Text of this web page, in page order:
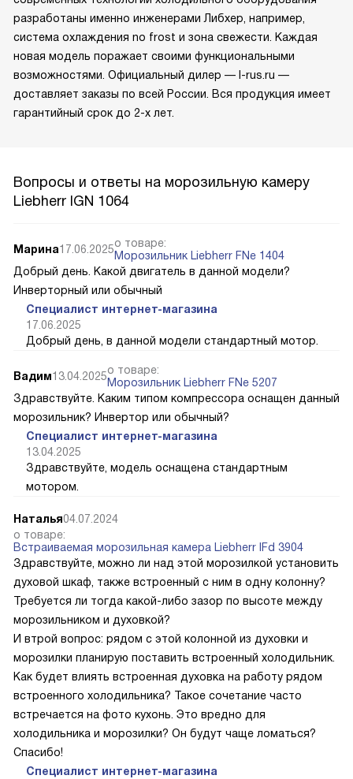
разработаны именно инженерами Либхер, например,
система охлаждения no frost и зона свежести. Каждая
новая модель поражает своими функциональными
возможностями. Официальный дилер — l-rus.ru —
доставляет заказы по всей России. Вся продукция имеет
гарантийный срок до 2-х лет.
Вопросы и ответы на морозильную камеру
Liebherr IGN 1064
Марина17.06.2025о товаре:
Морозильник Liebherr FNe 1404
Добрый день. Какой двигатель в данной модели?
Инверторный или обычный
Специалист интернет-магазина
17.06.2025
Добрый день, в данной модели стандартный мотор.
Вадим13.04.2025о товаре:
Морозильник Liebherr FNe 5207
Здравствуйте. Каким типом компрессора оснащен данный
морозильник? Инвертор или обычный?
Специалист интернет-магазина
13.04.2025
Здравствуйте, модель оснащена стандартным
мотором.
Наталья04.07.2024
о товаре:
Встраиваемая морозильная камера Liebherr IFd 3904
Здравствуйте, можно ли над этой морозилкой установить
духовой шкаф, также встроенный с ним в одну колонну?
Требуется ли тогда какой-либо зазор по высоте между
морозильником и духовкой?
И втрой вопрос: рядом с этой колонной из духовки и
морозилки планирую поставить встроенный холодильник.
Как будет влиять встроенная духовка на работу рядом
встроенного холодильника? Такое сочетание часто
встречается на фото кухонь. Это вредно для
холодильника и морозилки? Он будут чаще ломаться?
Спасибо!
Специалист интернет-магазина